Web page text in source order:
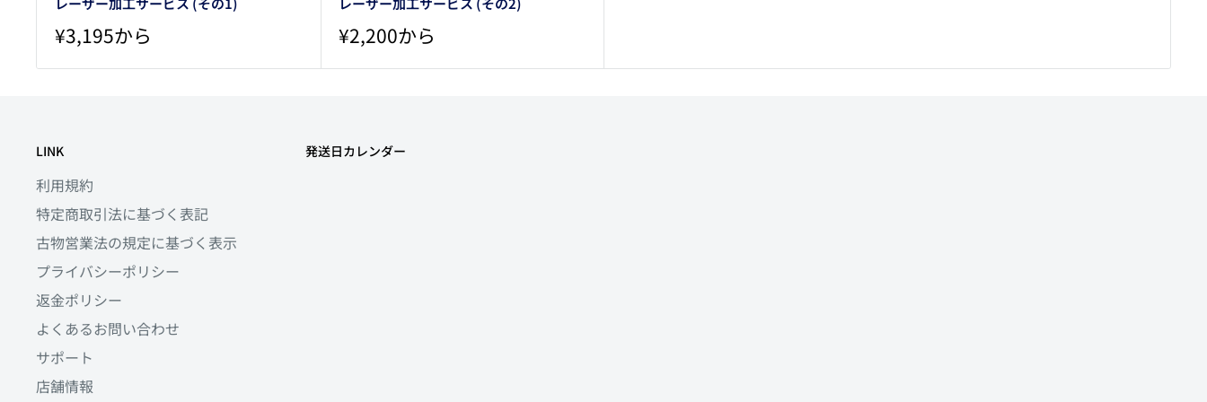
販
売
価
¥3,195から 販
価
¥2,200から
LINK
利用規約
特定商取引法に基づく表記
古物営業法の規定に基づく表示
プライバシーポリシー
返金ポリシー
よくあるお問い合わせ
サポート
店舗情報
発送日カレンダー